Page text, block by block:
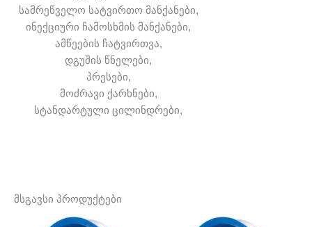
სამრეწველო სატვირთო მანქანები,
ინექციური ჩამოსხმის მანქანები,
ამწეების ჩატვირთვა,
დგუშის წნელები,
პრესები,
მოძრავი ქარხნები,
სტანდარტული ცილინდრები,
მსგავსი პროდუქტები